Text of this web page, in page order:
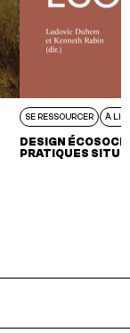
SE RESSOURCER À
DESIGN
PRATIQUES